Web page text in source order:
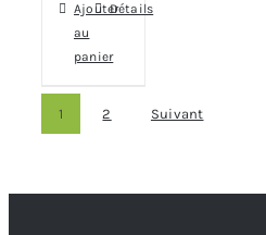
Ajouter
au
panier
Détails
1 2 Suivant